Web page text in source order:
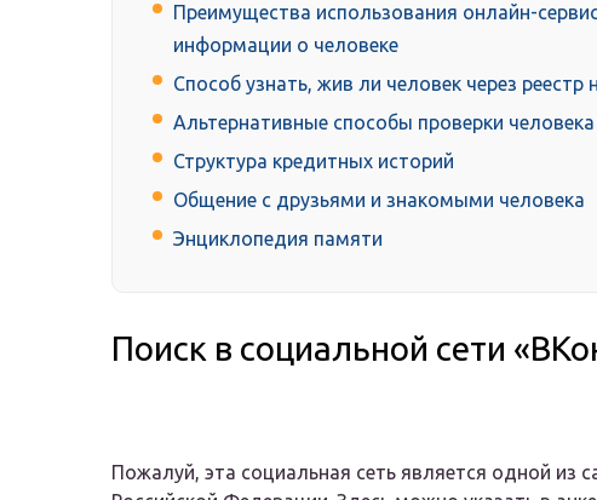
Преимущества использования онлайн-
информации о человеке
Способ узнать, жив ли человек через реестр
Альтернативные способы проверки человека
Структура кредитных историй
Общение с друзьями и знакомыми человека
Энциклопедия памяти
Поиск в социальной сети
Пожалуй, эта социальная сеть является одной из